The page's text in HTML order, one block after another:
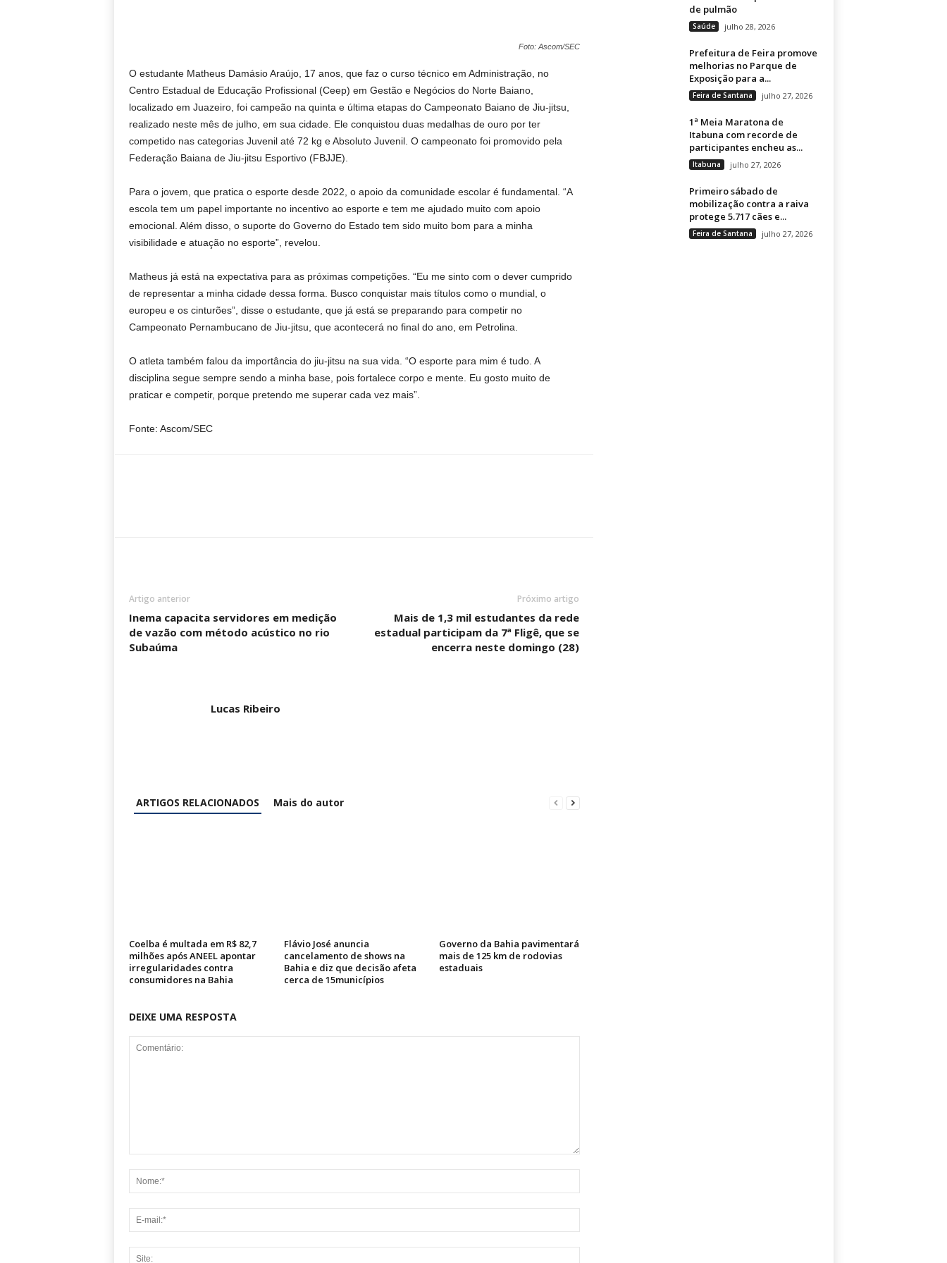
Foto: Ascom/SEC
O estudante Matheus Damásio Araújo, 17 anos, que faz o curso técnico em Administração, no
Centro Estadual de Educação Profissional (Ceep) em Gestão e Negócios do Norte Baiano,
localizado em Juazeiro, foi campeão na quinta e última etapas do Campeonato Baiano de Jiu-jitsu,
realizado neste mês de julho, em sua cidade. Ele conquistou duas medalhas de ouro por ter
competido nas categorias Juvenil até 72 kg e Absoluto Juvenil. O campeonato foi promovido pela
Federação Baiana de Jiu-jitsu Esportivo (FBJJE).
Para o jovem, que pratica o esporte desde 2022, o apoio da comunidade escolar é fundamental. “A
escola tem um papel importante no incentivo ao esporte e tem me ajudado muito com apoio
emocional. Além disso, o suporte do Governo do Estado tem sido muito bom para a minha
visibilidade e atuação no esporte”, revelou.
Matheus já está na expectativa para as próximas competições. “Eu me sinto com o dever cumprido
de representar a minha cidade dessa forma. Busco conquistar mais títulos como o mundial, o
europeu e os cinturões”, disse o estudante, que já está se preparando para competir no
Campeonato Pernambucano de Jiu-jitsu, que acontecerá no final do ano, em Petrolina.
O atleta também falou da importância do jiu-jitsu na sua vida. “O esporte para mim é tudo. A
disciplina segue sempre sendo a minha base, pois fortalece corpo e mente. Eu gosto muito de
praticar e competir, porque pretendo me superar cada vez mais”.
Fonte: Ascom/SEC
Artigo anterior
Inema capacita servidores em medição
de vazão com método acústico no rio
Subaúma
Próximo artigo
Mais de 1,3 mil estudantes da rede
estadual participam da 7ª Fligê, que se
encerra neste domingo (28)
Lucas Ribeiro
ARTIGOS RELACIONADOS Mais do autor
Coelba é multada em R$ 82,7
milhões após ANEEL apontar
irregularidades contra
consumidores na Bahia
Flávio José anuncia
cancelamento de shows na
Bahia e diz que decisão afeta
cerca de 15municípios
Governo da Bahia pavimentará
mais de 125 km de rodovias
estaduais
DEIXE UMA RESPOSTA
de pulmão
Saúde julho 28, 2026
Prefeitura de Feira promove
melhorias no Parque de
Exposição para a...
Feira de Santana julho 27, 2026
1ª Meia Maratona de
Itabuna com recorde de
participantes encheu as...
Itabuna julho 27, 2026
Primeiro sábado de
mobilização contra a raiva
protege 5.717 cães e...
Feira de Santana julho 27, 2026